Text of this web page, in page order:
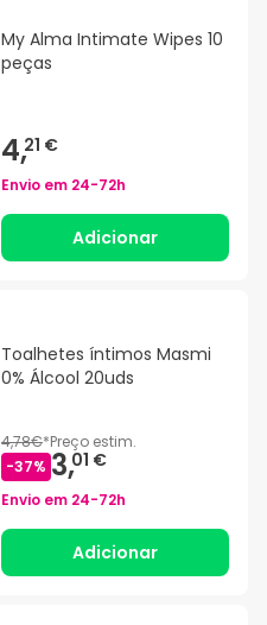
My Alma Intimate Wipes 10
peças
4,21 €
Envio em 24-72h
Adicionar
Toalhetes íntimos Masmi
0% Álcool 20uds
4,78€*Preço estim.
-37% 3,01 €
Envio em 24-72h
Adicionar